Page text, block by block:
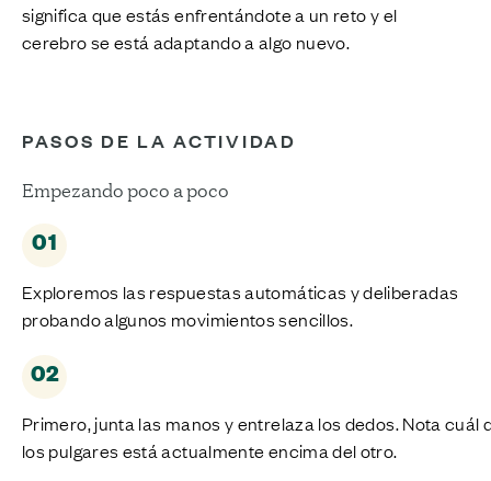
significa que estás enfrentándote a un reto y el
cerebro se está adaptando a algo nuevo.
PASOS DE LA ACTIVIDAD
Empezando poco a poco
01
Exploremos las respuestas automáticas y deliberadas
probando algunos movimientos sencillos.
02
Primero, junta las manos y entrelaza los dedos. Nota cuál
los pulgares está actualmente encima del otro.